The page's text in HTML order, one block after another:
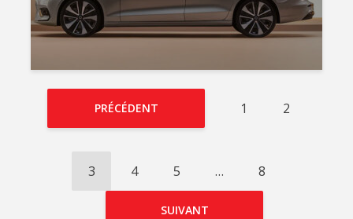
PRÉCÉDENT 1 2
3 4 5 … 8
SUIVANT